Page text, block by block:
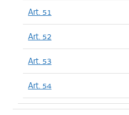
Art. 51
Art. 52
Art. 53
Art. 54